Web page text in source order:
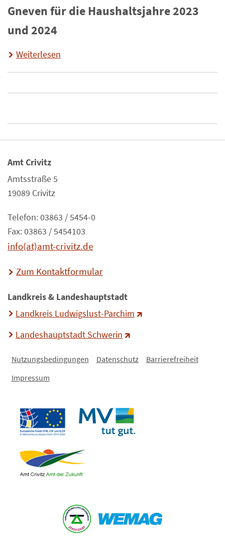
Gneven für die Haushaltsjahre 2023
und 2024
Weiterlesen
Amt Crivitz
Amtsstraße 5
19089 Crivitz
Telefon: 03863 / 5454-0
Fax: 03863 / 5454103
info(at)amt-crivitz.de
Zum Kontaktformular
Landkreis & Landeshauptstadt
Landkreis Ludwigslust-Parchim
Landeshauptstadt Schwerin
Nutzungsbedingungen Datenschutz
Barrierefreiheit
Impressum